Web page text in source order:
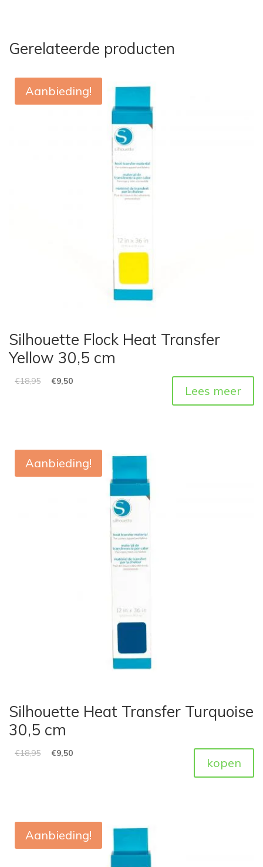
Gerelateerde producten
Aanbieding!
Silhouette Flock Heat Transfer
Yellow 30,5 cm
€18,95 €9,50
Lees meer
Aanbieding!
Silhouette Heat Transfer Turquoise
30,5 cm
€18,95 €9,50
kopen
Aanbieding!